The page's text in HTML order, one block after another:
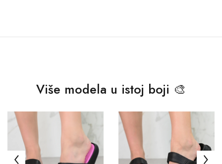
Više modela u istoj boji 🎨